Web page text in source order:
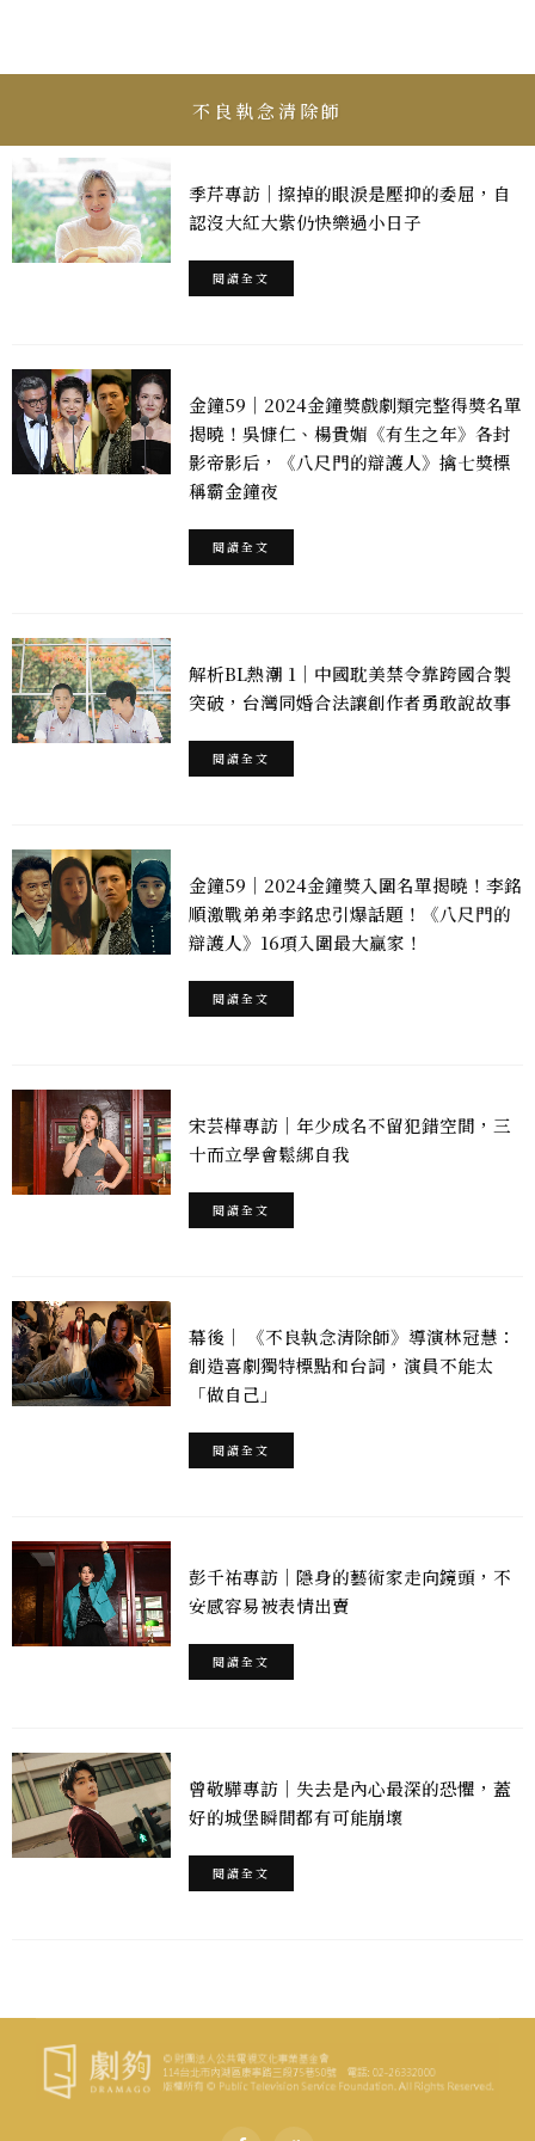
不良執念清除師
季芹專訪｜擦掉的眼淚是壓抑的委屈，自
認沒大紅大紫仍快樂過小日子
閱讀全文
金鐘59｜2024金鐘獎戲劇類完整得獎名單
揭曉！吳慷仁、楊貴媚《有生之年》各封
影帝影后，《八尺門的辯護人》擒七獎標
稱霸金鐘夜
閱讀全文
解析BL熱潮 1｜中國耽美禁令靠跨國合製
突破，台灣同婚合法讓創作者勇敢說故事
閱讀全文
金鐘59｜2024金鐘獎入圍名單揭曉！李銘
順激戰弟弟李銘忠引爆話題！《八尺門的
辯護人》16項入圍最大贏家！
閱讀全文
宋芸樺專訪｜年少成名不留犯錯空間，三
十而立學會鬆綁自我
閱讀全文
幕後｜ 《不良執念清除師》導演林冠慧：
創造喜劇獨特標點和台詞，演員不能太
「做自己」
閱讀全文
彭千祐專訪｜隱身的藝術家走向鏡頭，不
安感容易被表情出賣
閱讀全文
曾敬驊專訪｜失去是內心最深的恐懼，蓋
好的城堡瞬間都有可能崩壞
閱讀全文